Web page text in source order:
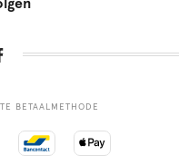
BETAALMETHODE